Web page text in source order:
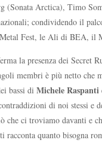
Arctica), Timo
condividendo il
Fest, le Ali di BEA, il
la presenza dei Secret
membri è più netto
bassi di Michele Raspanti
di noi stessi e
ci troviamo davanti e
racconta quanto bisogna